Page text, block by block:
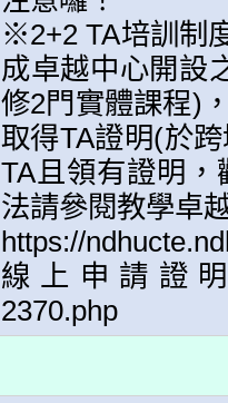
※2+2 TA培訓制
成卓越中心開設
修2門實體課程)
取得TA證明(於
TA且領有證明
法請參閱教學卓
https://
線上申請證明
2370.php